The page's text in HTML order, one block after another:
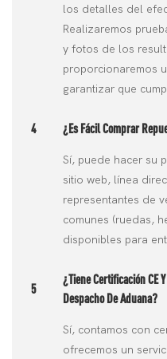
los detalles del
Realizaremos
y fotos de los
proporcionaremos
garantizar que
4 ¿Es Fácil Comprar
Sí, puede hacer su
sitio web, línea
representantes de
comunes (ruedas,
disponibles para
5
¿Tiene Certificación CE
Despacho De Aduana?
Sí, contamos con
ofrecemos un